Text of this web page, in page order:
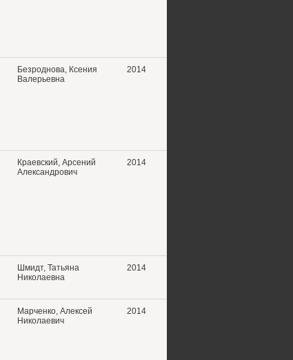
Безроднова, Ксения
Валерьевна
2014
Краевский, Арсений
Александрович
2014
Шмидт, Татьяна
Николаевна
2014
Марченко, Алексей
Николаевич
2014